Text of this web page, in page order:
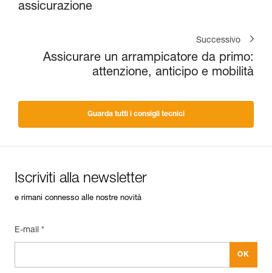
assicurazione
Successivo
Assicurare un arrampicatore da primo:
attenzione, anticipo e mobilità
Guarda tutti i consigli tecnici
Iscriviti alla newsletter
e rimani connesso alle nostre novità
E-mail *